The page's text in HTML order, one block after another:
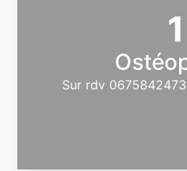
1
Sur rdv